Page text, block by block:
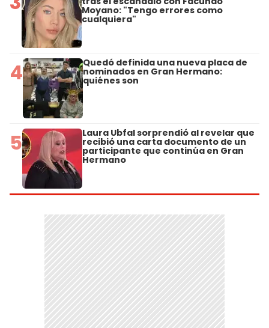
Moyano: "Tengo errores como
cualquiera"
4 Quedó definida una nueva placa de
nominados en Gran Hermano:
quiénes son
5 Laura Ubfal sorprendió al revelar que
recibió una carta documento de un
participante que continúa en Gran
Hermano